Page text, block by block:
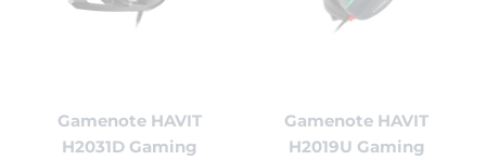
Gamenote HAVIT
H2031D Gaming
Gamenote HAVIT
H2019U Gaming